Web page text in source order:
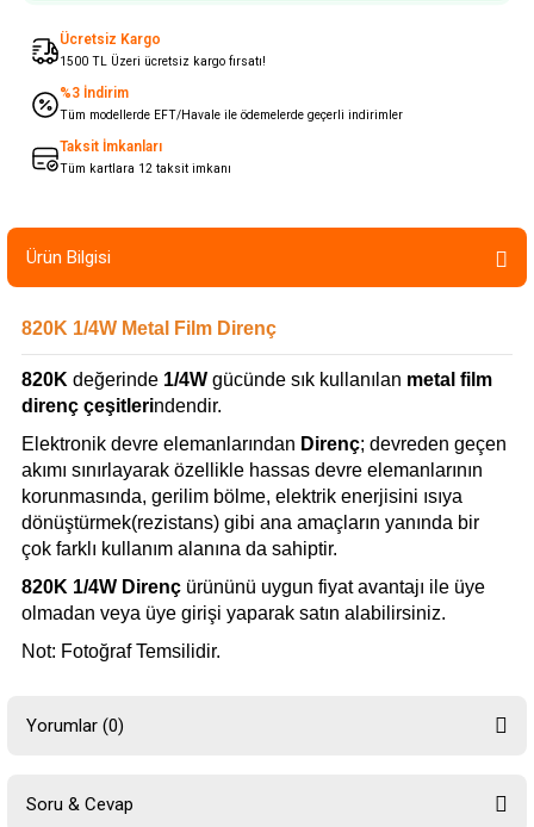
Ücretsiz Kargo
1500 TL Üzeri ücretsiz kargo fırsatı!
%3 İndirim
Tüm modellerde EFT/Havale ile ödemelerde geçerli indirimler
Taksit İmkanları
Tüm kartlara 12 taksit imkanı
Ürün Bilgisi
820K 1/4W Metal Film Direnç
820K değerinde 1/4W gücünde sık kullanılan metal film
direnç çeşitlerindendir.
Elektronik devre elemanlarından Direnç; devreden geçen
akımı sınırlayarak özellikle hassas devre elemanlarının
korunmasında, gerilim bölme, elektrik enerjisini ısıya
dönüştürmek(rezistans) gibi ana amaçların yanında bir
çok farklı kullanım alanına da sahiptir.
820K 1/4W Direnç ürününü uygun fiyat avantajı ile üye
olmadan veya üye girişi yaparak satın alabilirsiniz.
Not: Fotoğraf Temsilidir.
Yorumlar (0)
Soru & Cevap